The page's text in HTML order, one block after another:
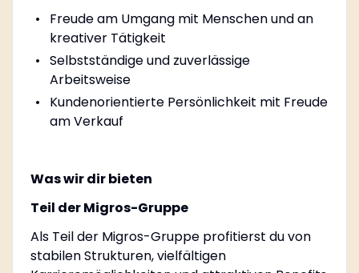
Freude am Umgang mit Menschen und an
kreativer Tätigkeit
Selbstständige und zuverlässige
Arbeitsweise
Kundenorientierte Persönlichkeit mit Freude
am Verkauf
Was wir dir bieten
Teil der Migros-Gruppe
Als Teil der Migros-Gruppe profitierst du von
stabilen Strukturen, vielfältigen